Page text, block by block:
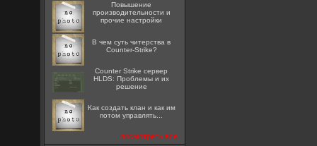
Повышение
производительности и
прочие настройки
В чем суть читерства в
Counter-Strike?
Counter Strike сервер
HLDS: Проблемы и их
решение
Как создать клан и как им
потом управлять...
посмотреть все